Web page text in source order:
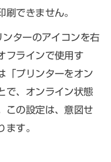
刷できません。
ンターのアイコンを右
フラインで使用す
「プリンターをオン
で、オンライン状態
この設定は、意図せ
ます。